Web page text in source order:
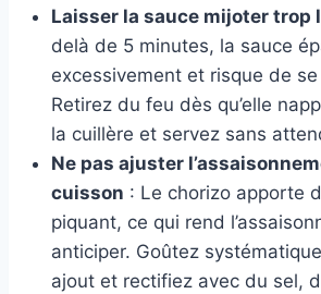
Laisser la sauce mijoter trop
delà de 5 minutes, la sauce
excessivement et risque de
Retirez du feu dès qu’elle
la cuillère et servez sans
Ne pas ajuster
cuisson : Le chorizo apporte
piquant, ce qui rend
anticiper. Goûtez
ajout et rectifiez avec du sel,